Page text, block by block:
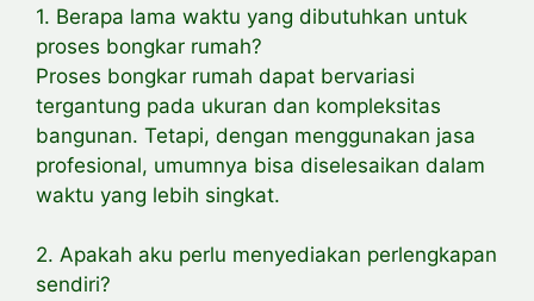
1. Berapa lama waktu yang dibutuhkan untuk
proses bongkar rumah?
Proses bongkar rumah dapat bervariasi
tergantung pada ukuran dan kompleksitas
bangunan. Tetapi, dengan menggunakan jasa
profesional, umumnya bisa diselesaikan dalam
waktu yang lebih singkat.
2. Apakah aku perlu menyediakan perlengkapan
sendiri?